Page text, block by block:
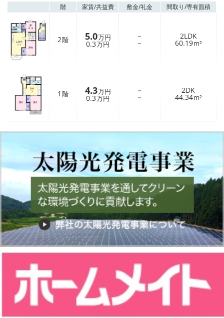
階 家賃/共益費 敷金/礼金 間取り/専有面積
2階 5.0万円
0.3万円
－
－
2LDK
60.19m²
1 階 4.3万円
0.3万円
－
－
2DK
44.34m²